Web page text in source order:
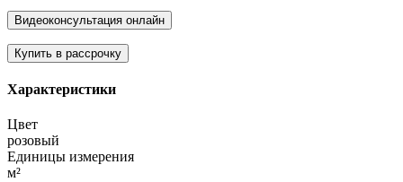
Характеристики
Цвет
розовый
Единицы измерения
м²